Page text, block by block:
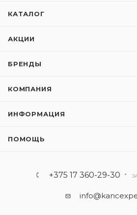
КАТАЛОГ
АКЦИИ
БРЕНДЫ
КОМПАНИЯ
ИНФОРМАЦИЯ
ПОМОЩЬ
+375 17 360-29-30